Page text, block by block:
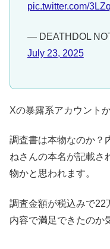
pic.twitter.com/
— DEATHDOL
July 23, 2025
Xの暴露系アカウント
調査書は本物なのか？
ねさんの本名が記載さ
物かと思われます。
調査金額が税込みで22
内容で満足できたのか